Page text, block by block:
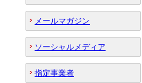
メールマガジン
ソーシャルメディア
指定事業者